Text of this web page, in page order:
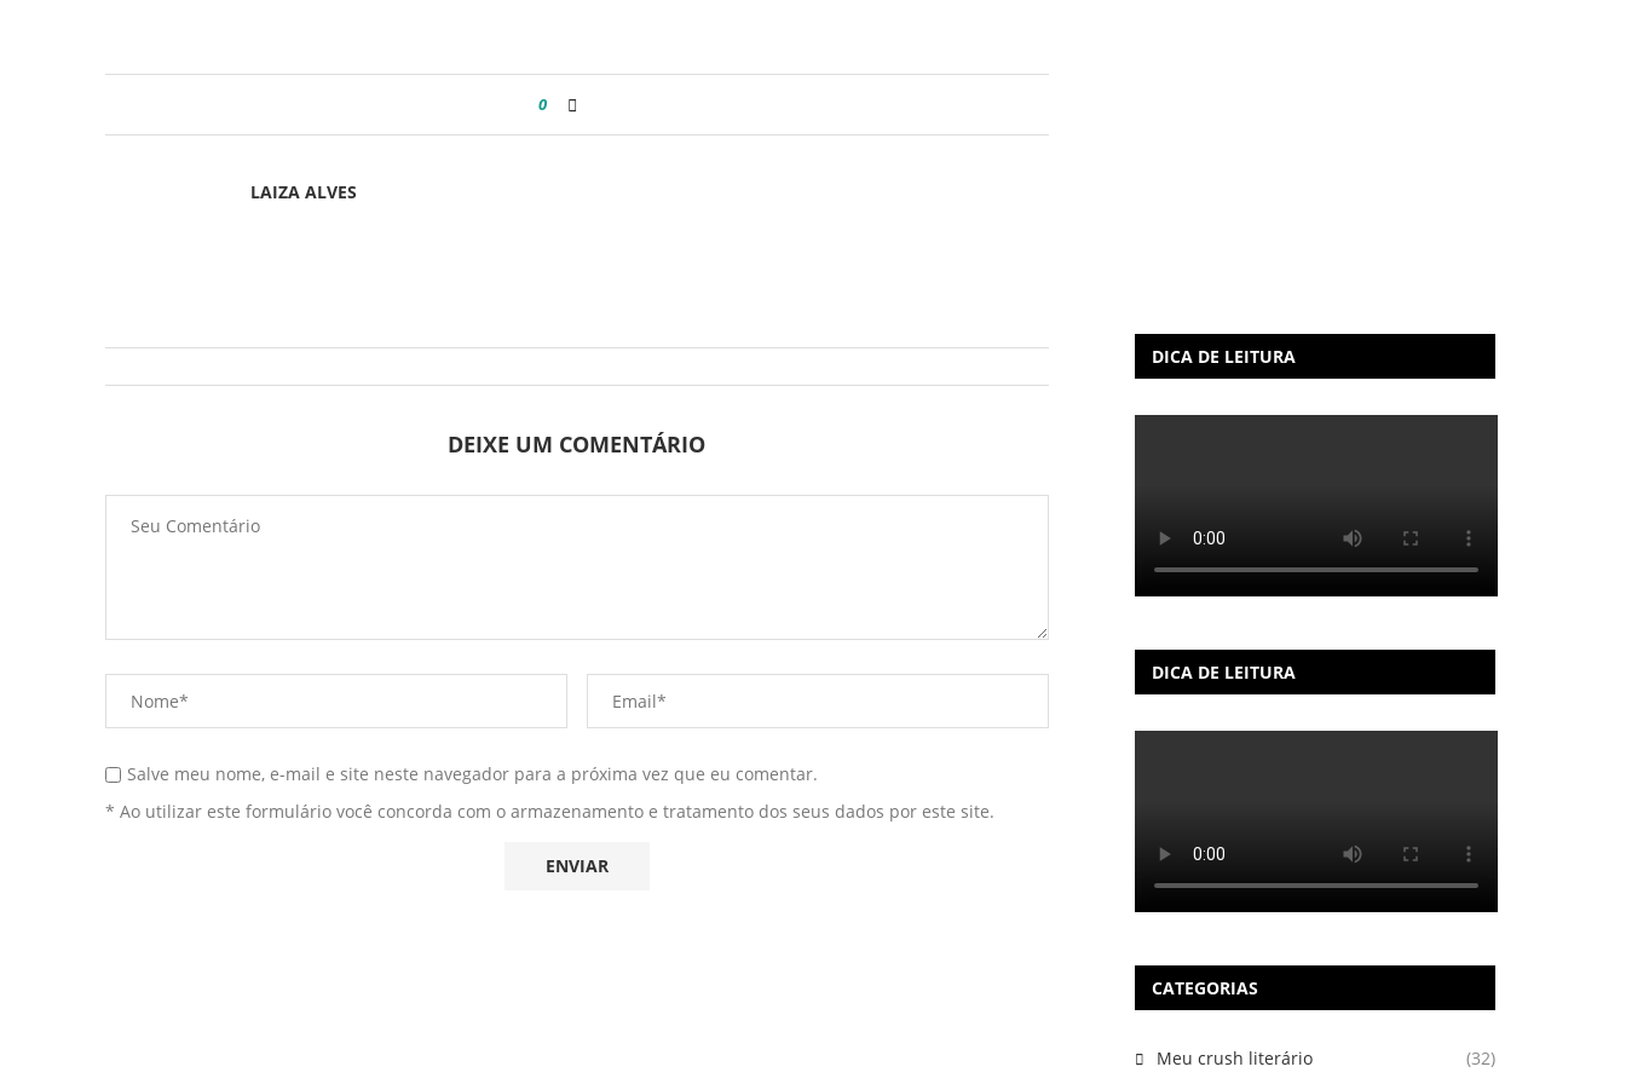
0
LAIZA ALVES
DEIXE UM COMENTÁRIO
Salve meu nome, e-mail e site neste navegador para a próxima vez que eu comentar.
* Ao utilizar este formulário você concorda com o armazenamento e tratamento dos seus dados por este site.
DICA DE LEITURA
DICA DE LEITURA
CATEGORIAS
Meu crush literário (32)